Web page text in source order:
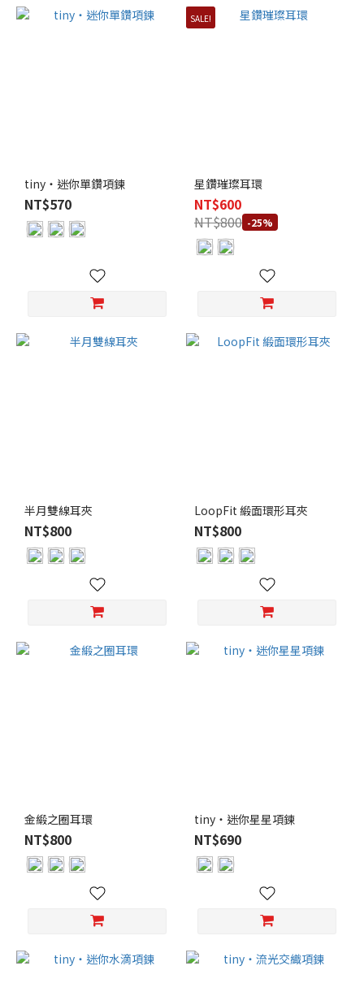
tiny・迷你單鑽項鍊
NT$570
SALE!
星鑽璀璨耳環
NT$600
NT$800 -25%
半月雙線耳夾
NT$800
LoopFit 緞面環形耳夾
NT$800
金緞之圈耳環
NT$800
tiny・迷你星星項鍊
NT$690